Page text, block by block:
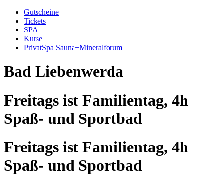
Gutscheine
Tickets
SPA
Kurse
PrivatSpa Sauna+Mineralforum
Bad Liebenwerda
Freitags ist Familientag, 4h
Spaß- und Sportbad
Freitags ist Familientag, 4h
Spaß- und Sportbad